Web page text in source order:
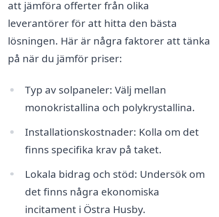
att jämföra offerter från olika
leverantörer för att hitta den bästa
lösningen. Här är några faktorer att tänka
på när du jämför priser:
Typ av solpaneler: Välj mellan
monokristallina och polykrystallina.
Installationskostnader: Kolla om det
finns specifika krav på taket.
Lokala bidrag och stöd: Undersök om
det finns några ekonomiska
incitament i Östra Husby.